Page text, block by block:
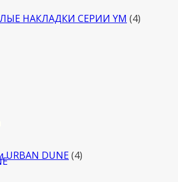
НАКЛАДКИ СЕРИИ YM 4
URBAN DUNE 4